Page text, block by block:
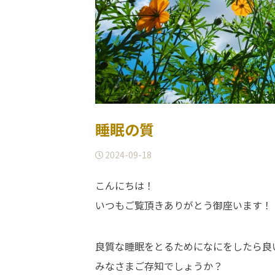
睡眠の質
2024-09-18
こんにちは！
いつもご覧頂きありがとう御座います！
良質な睡眠をとるためになにをしたら良
みなさまご存知でしょうか？